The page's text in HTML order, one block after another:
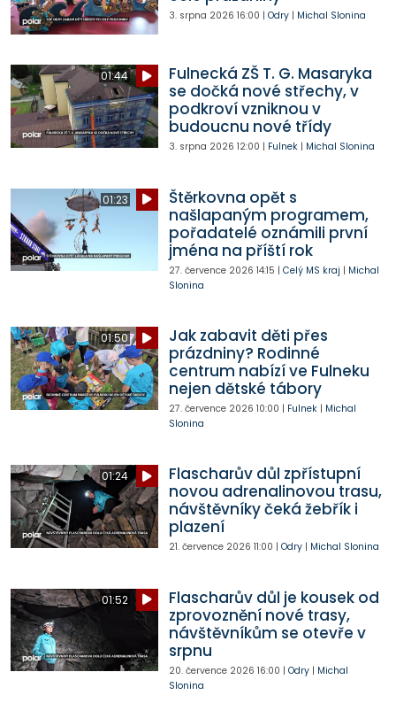
3. srpna 2026 16:00 | Odry| Michal Slonina
01:44
Fulnecká ZŠ T. G. Masaryka
se dočká nové střechy, v
podkroví vzniknou v
budoucnu nové třídy
3. srpna 2026 12:00 | Fulnek| Michal Slonina
01:23
Štěrkovna opět s
našlapaným programem,
pořadatelé oznámili první
jména na příští rok
27. července 2026 14:15 | Celý MS kraj | Michal
Slonina
01:50
Jak zabavit děti přes
prázdniny? Rodinné
centrum nabízí ve Fulneku
nejen dětské tábory
27. července 2026 10:00 | Fulnek| Michal
Slonina
01:24
Flascharův důl zpřístupní
novou adrenalinovou trasu,
návštěvníky čeká žebřík i
plazení
21. července 2026 11:00 | Odry| Michal Slonina
01:52
Flascharův důl je kousek od
zprovoznění nové trasy,
návštěvníkům se otevře v
srpnu
20. července 2026 16:00 | Odry| Michal
Slonina